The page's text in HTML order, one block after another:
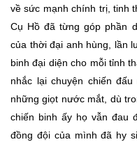
về sức mạnh chính trị, tinh
Cụ Hồ đã từng góp phần
của thời đại anh hùng, lần
binh đại diện cho mỗi tỉnh
nhắc lại chuyện chiến
những giọt nước mắt, dù
chiến binh ấy họ vẫn đau
đồng đội của mình đã hy